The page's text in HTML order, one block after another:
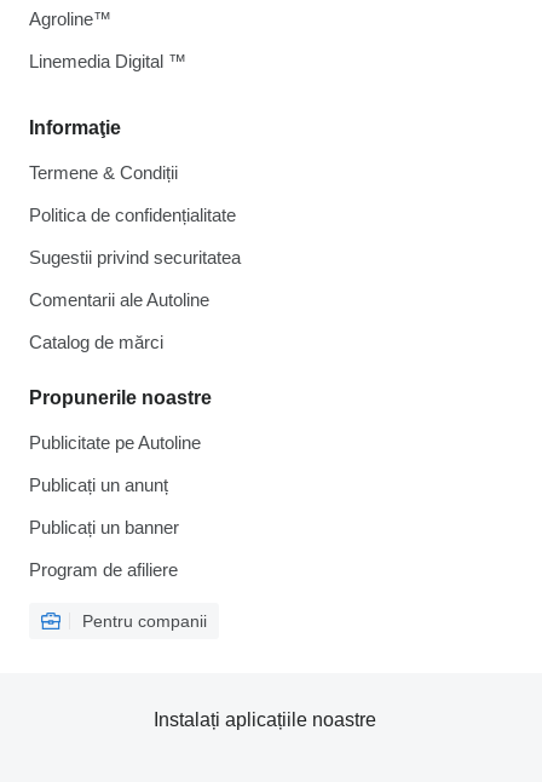
Informaţie
Termene & Condiții
Politica de confidențialitate
Sugestii privind securitatea
Comentarii ale Autoline
Catalog de mărcі
Propunerile noastre
Publicitate pe Autoline
Publicați un anunț
Publicați un banner
Program de afiliere
Pentru companii
Agroline™
Linemedia Digital ™
Instalați aplicațiile noastre